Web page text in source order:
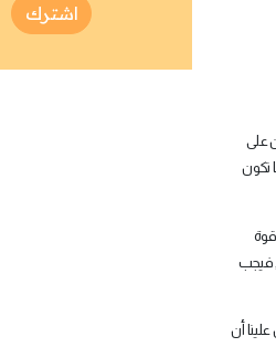
على
تكون
فيجب
أن
اشترك